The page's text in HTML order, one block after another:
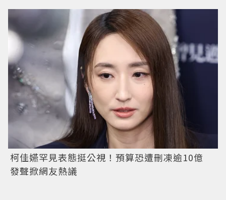
柯佳嬿罕見表態挺公視！預算恐遭刪凍逾10億
發聲掀網友熱議